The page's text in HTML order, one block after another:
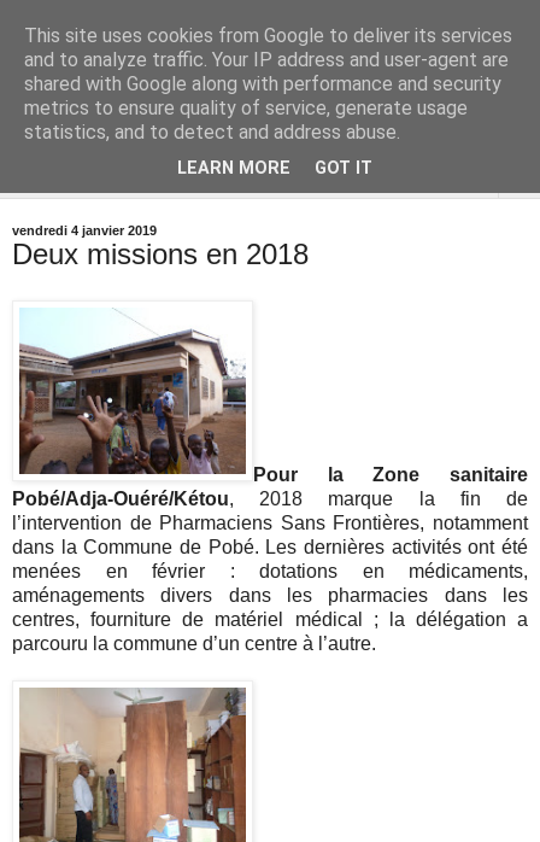
vendredi 4 janvier 2019
Deux missions en 2018
Pour la Zone sanitaire
Pobé/Adja-Ouéré/Kétou, 2018 marque la fin de
l’intervention de Pharmaciens Sans Frontières, notamment
dans la Commune de Pobé. Les dernières activités ont été
menées en février : dotations en médicaments,
aménagements divers dans les pharmacies dans les
centres, fourniture de matériel médical ; la délégation a
parcouru la commune d’un centre à l’autre.
This site uses cookies from Google to deliver its services
and to analyze traffic. Your IP address and user-agent are
shared with Google along with performance and security
metrics to ensure quality of service, generate usage
statistics, and to detect and address abuse.
LEARN MORE GOT IT